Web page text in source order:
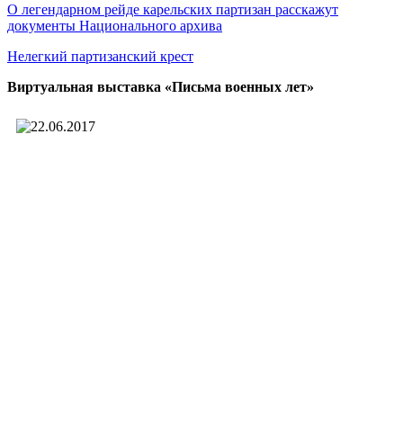
О легендарном рейде карельских партизан расскажут
документы Национального архива
Нелегкий партизанский крест
Виртуальная выставка «Письма военных лет»